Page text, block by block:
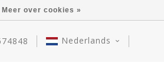
Nederlands
Meer over cookies »